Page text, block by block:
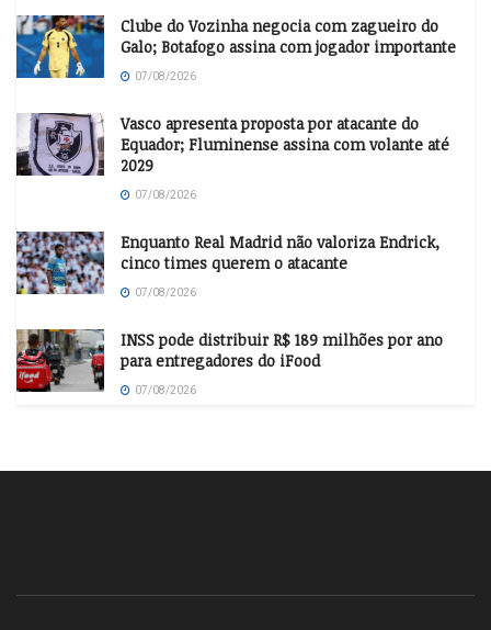
Clube do Vozinha negocia com zagueiro do
Galo; Botafogo assina com jogador importante
07/08/2026
Vasco apresenta proposta por atacante do
Equador; Fluminense assina com volante até
2029
07/08/2026
Enquanto Real Madrid não valoriza Endrick,
cinco times querem o atacante
07/08/2026
INSS pode distribuir R$ 189 milhões por ano
para entregadores do iFood
07/08/2026